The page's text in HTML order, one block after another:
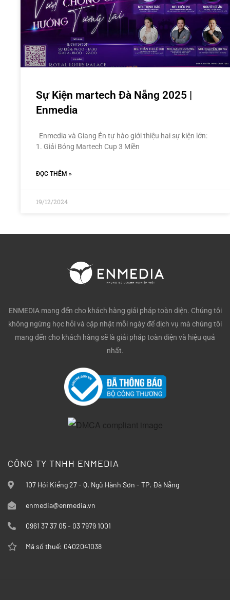
Sự Kiện martech Đà Nẵng 2025 |
Enmedia
Enmedia và Giang Én tự hào giới thiệu hai sự kiện lớn:
1. Giải Bóng Martech Cup 3 Miền
ĐỌC THÊM »
19/12/2024
ENMEDIA mang đến cho khách hàng giải pháp toàn diện. Chúng tôi
không ngừng học hỏi và cập nhật mỗi ngày để dịch vụ mà chúng tôi
mang đến cho khách hàng sẽ là giải pháp toàn diện và hiệu quả
nhất.
CÔNG TY TNHH ENMEDIA
107 Hói Kiểng 27 - Q. Ngũ Hành Sơn - TP. Đà Nẵng
enmedia@enmedia.vn
0961 37 37 05 - 03 7979 1001
Mã số thuế: 0402041038